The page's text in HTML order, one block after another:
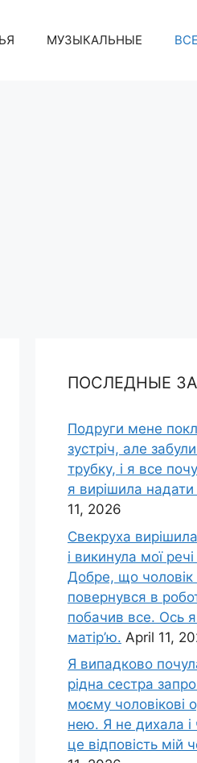
МУЗЫКАЛЬНЫЕ
ПОСЛЕДНЫЕ
Подруги мене
зустріч, але
трубку, і я все
я вирішила надати
11, 2026
Свекруха
і викинула мої речі
Добре, що
повернувся в
побачив все. Ось
матір’ю. April 11,
Я випадково
рідна сестра
моєму чоловікові
нею. Я не дихала
це відповість мій